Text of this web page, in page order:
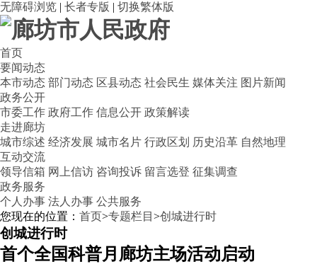
无障碍浏览 | 长者专版 | 切换繁体版
首页
要闻动态
本市动态 部门动态 区县动态 社会民生 媒体关注 图片新闻
政务公开
市委工作 政府工作 信息公开 政策解读
走进廊坊
城市综述 经济发展 城市名片 行政区划 历史沿革 自然地理
互动交流
领导信箱 网上信访 咨询投诉 留言选登 征集调查
政务服务
个人办事 法人办事 公共服务
您现在的位置： 首页>专题栏目 >创城进行时
创城进行时
首个全国科普月廊坊主场活动启动